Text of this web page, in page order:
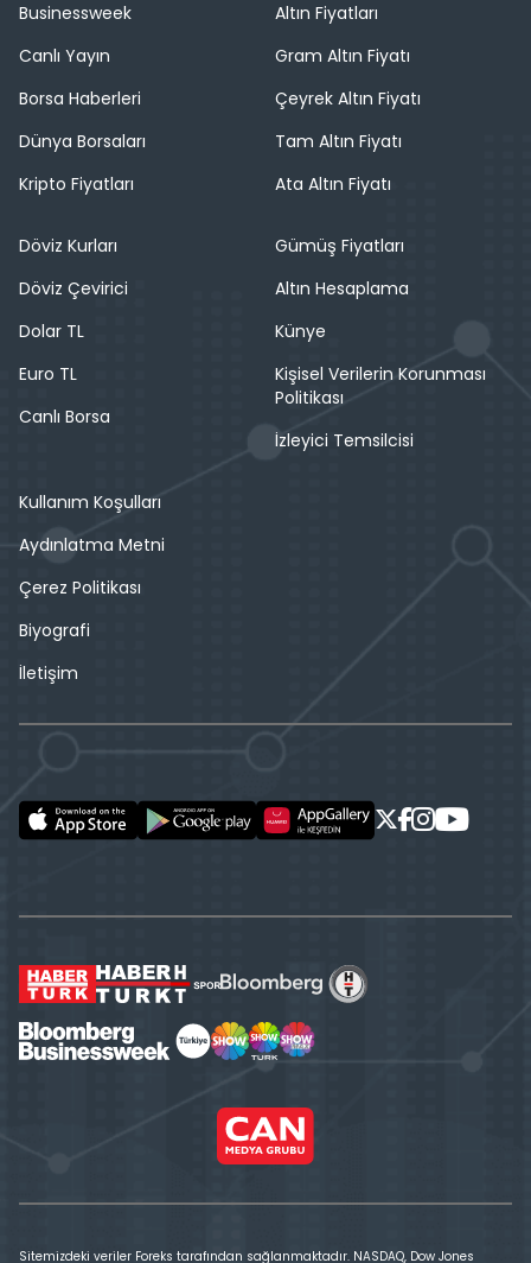
Businessweek
Canlı Yayın
Borsa Haberleri
Dünya Borsaları
Kripto Fiyatları
Altın Fiyatları
Gram Altın Fiyatı
Çeyrek Altın Fiyatı
Tam Altın Fiyatı
Ata Altın Fiyatı
Döviz Kurları
Döviz Çevirici
Dolar TL
Euro TL
Canlı Borsa
Gümüş Fiyatları
Altın Hesaplama
Künye
Kişisel Verilerin Korunması
Politikası
İzleyici Temsilcisi
Kullanım Koşulları
Aydınlatma Metni
Çerez Politikası
Biyografi
İletişim
Sitemizdeki veriler Foreks tarafından sağlanmaktadır. NASDAQ, Dow Jones